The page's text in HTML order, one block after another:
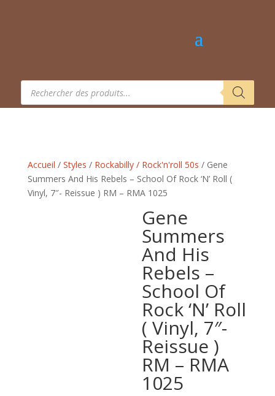
Recherche
produits
Accueil / Styles / Rockabilly / Rock'n'roll 50s / Gene
Summers And His Rebels – School Of Rock ‘N’ Roll (
Vinyl, 7″- Reissue ) RM – RMA 1025
Gene
Summers
And His
Rebels –
School Of
Rock ‘N’ Roll
( Vinyl, 7″-
Reissue )
RM – RMA
1025